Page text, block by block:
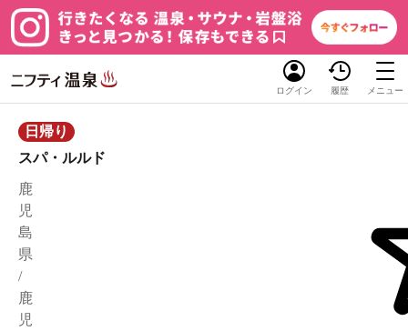
ログイン 履歴 メニュー
日帰り
スパ・ルルド
鹿
児
島
県
/
鹿
児